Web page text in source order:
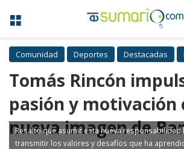
Menú
Comunidad Deportes Destacadas
Tomás Rincón
pasión y motivación
nueva imagen de
Resaltó que asumir esta nueva responsabilidad
transmitir los valores y desafíos que ha